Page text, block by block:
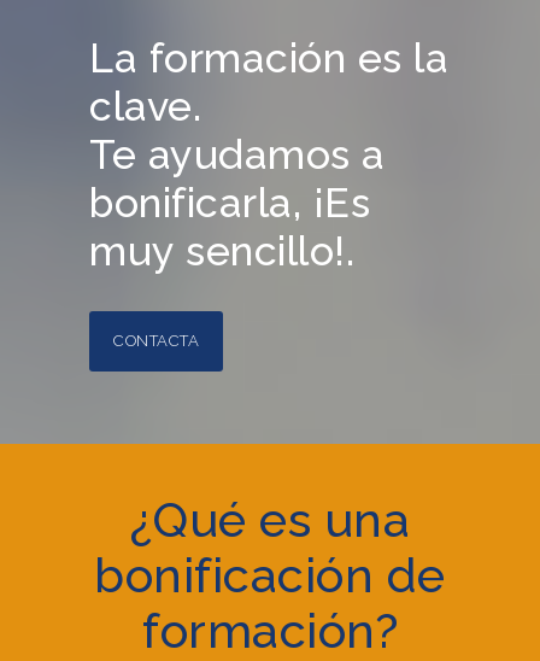
La formación es la
clave.
Te ayudamos a
bonificarla, ¡Es
muy sencillo!.
CONTACTA
¿Qué es una
bonificación de
formación?